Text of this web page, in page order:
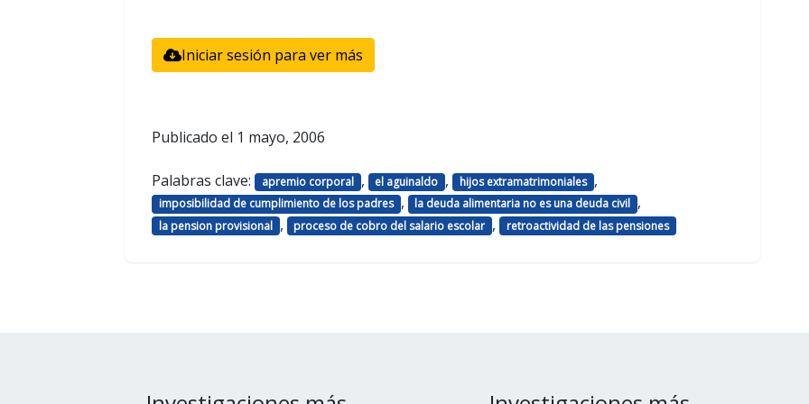
Iniciar sesión para ver más
Publicado el 1 mayo, 2006
Palabras clave: apremio corporal , el aguinaldo , hijos extramatrimoniales ,
imposibilidad de cumplimiento de los padres , la deuda alimentaria no es una deuda civil ,
la pension provisional , proceso de cobro del salario escolar , retroactividad de las pensiones